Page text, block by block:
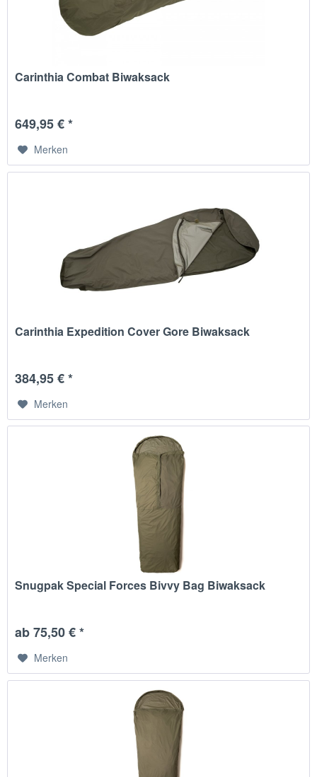
Carinthia Combat Biwaksack
649,95 € *
Merken
Carinthia Expedition Cover Gore Biwaksack
384,95 € *
Merken
Snugpak Special Forces Bivvy Bag Biwaksack
ab 75,50 € *
Merken